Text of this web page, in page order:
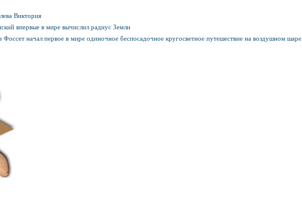
Виктория
впервые в мире вычислил радиус Земли
Фоссет начал первое в мире одиночное беспосадочное кругосветное путешествие на воздушном шаре